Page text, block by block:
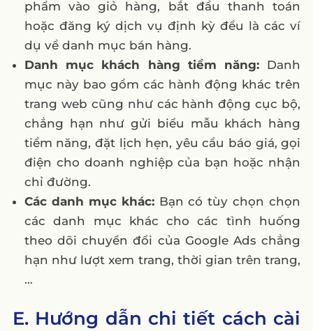
phẩm vào giỏ hàng, bắt đầu thanh toán
hoặc đăng ký dịch vụ định kỳ đều là các ví
dụ về danh mục bán hàng.
Danh mục khách hàng tiềm năng:Danh
mục này bao gồm các hành động khác trên
trang web cũng như các hành động cục bộ,
chẳng hạn như gửi biểu mẫu khách hàng
tiềm năng, đặt lịch hẹn, yêu cầu báo giá, gọi
điện cho doanh nghiệp của bạn hoặc nhận
chỉ đường.
Các danh mục khác:Bạn có tùy chọn chọn
các danh mục khác cho các tình huống
theo dõi chuyển đổi của Google Ads chẳng
hạn như lượt xem trang, thời gian trên trang,
…
E. Hướng dẫn chi tiết cách cài